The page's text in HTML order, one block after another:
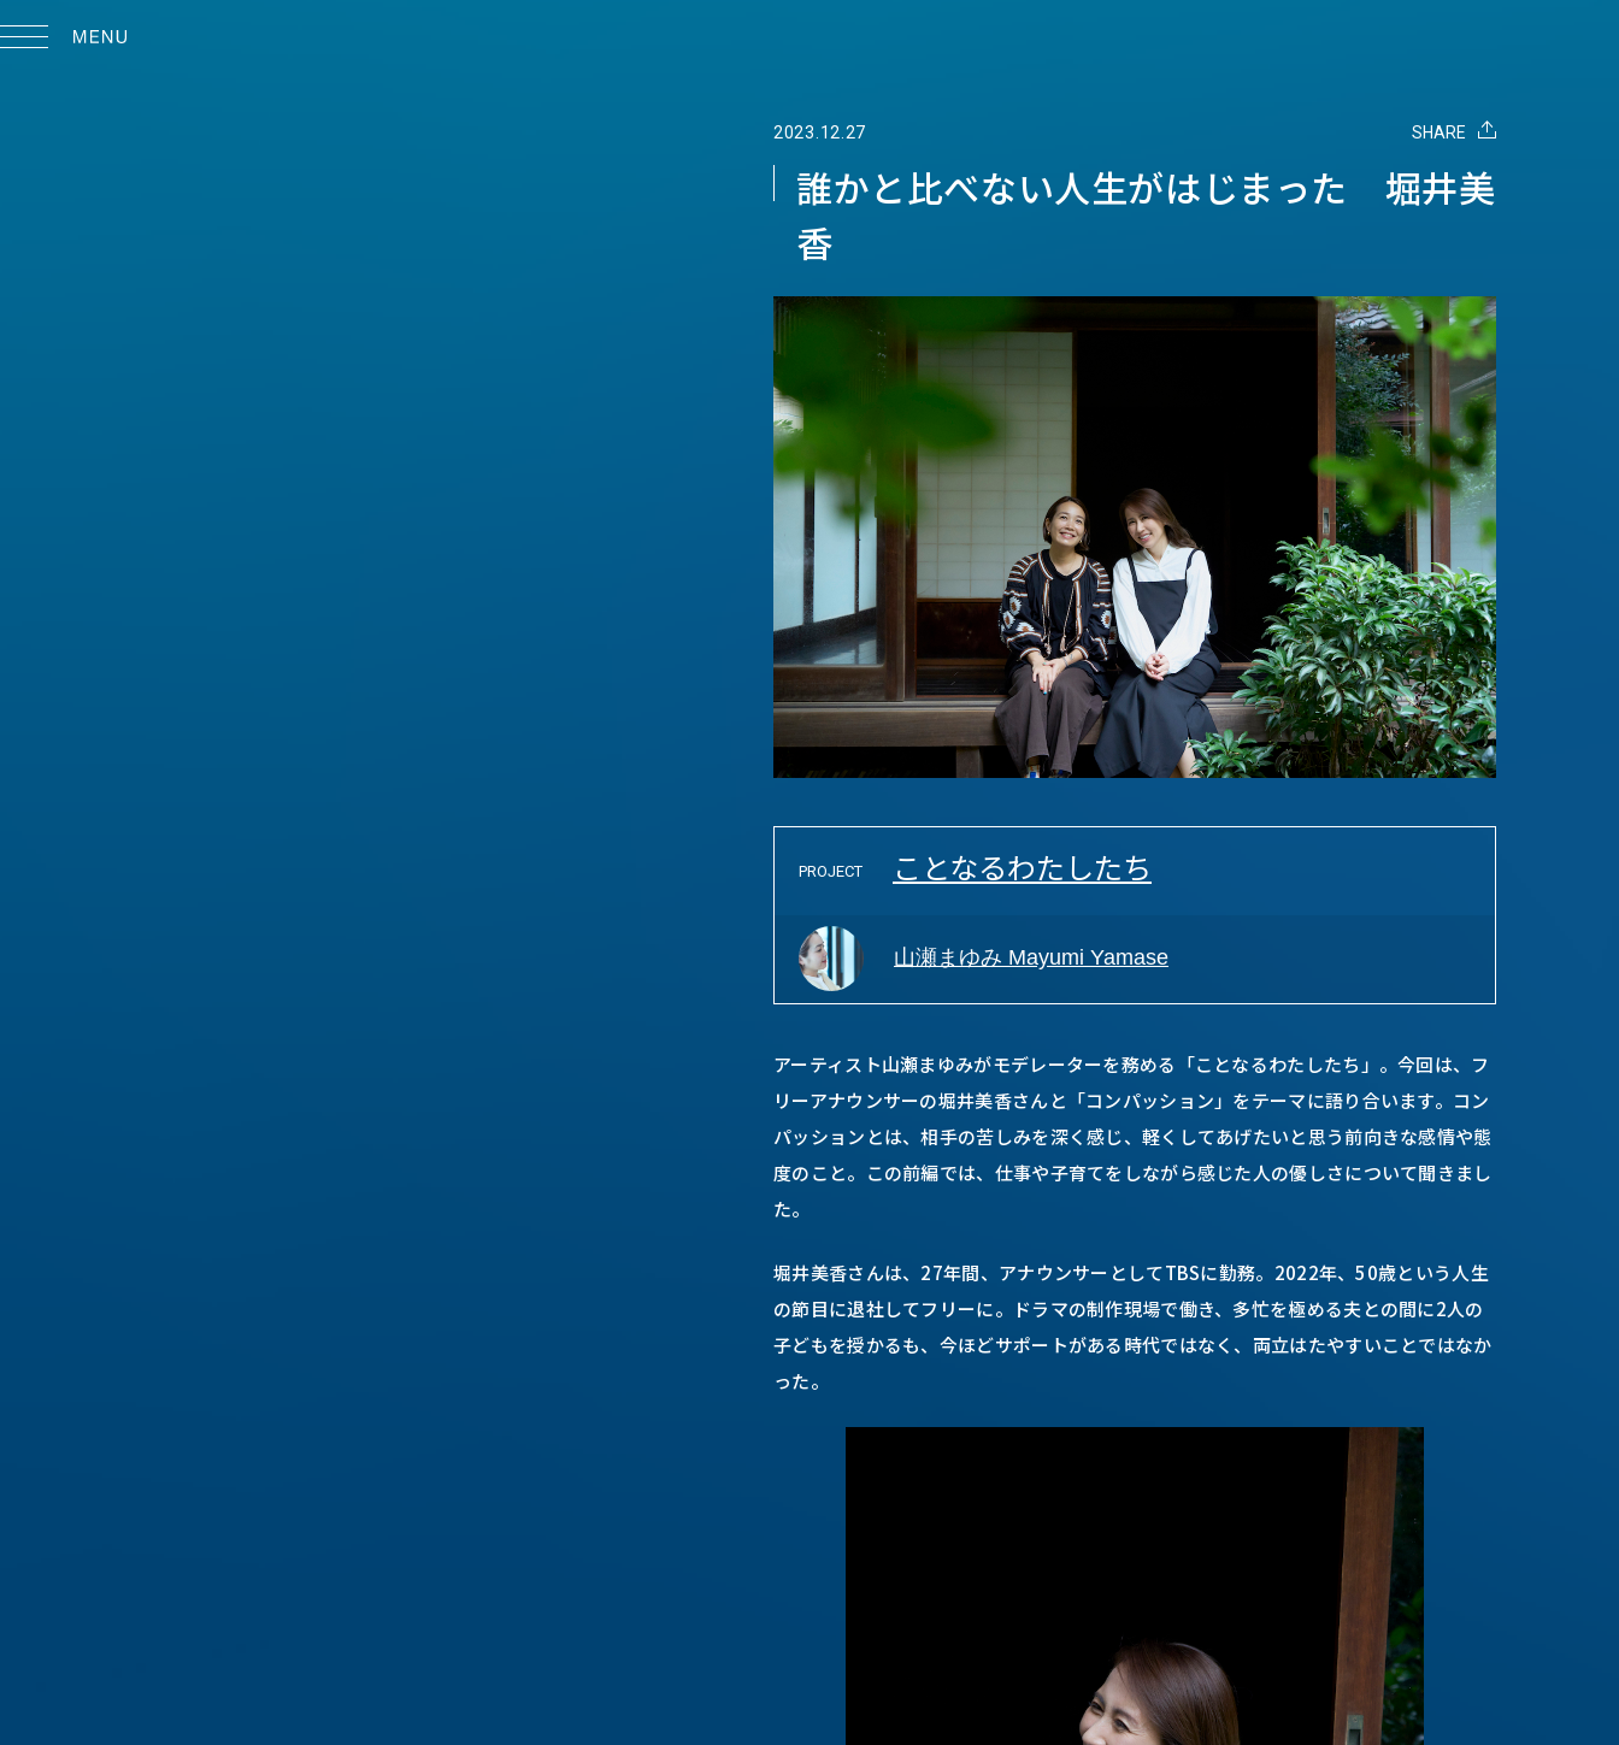
2023.12.27 SHARE
誰かと比べない人生がはじまった 堀井美
香
PROJECT ことなるわたしたち
山瀬まゆみ Mayumi Yamase
アーティスト山瀬まゆみがモデレーターを務める「ことなるわたしたち」。今回は、フ
リーアナウンサーの堀井美香さんと「コンパッション」をテーマに語り合います。コン
パッションとは、相手の苦しみを深く感じ、軽くしてあげたいと思う前向きな感情や態
度のこと。この前編では、仕事や子育てをしながら感じた人の優しさについて聞きまし
た。
堀井美香さんは、27年間、アナウンサーとしてTBSに勤務。2022年、50歳という人生
の節目に退社してフリーに。ドラマの制作現場で働き、多忙を極める夫との間に2人の
子どもを授かるも、今ほどサポートがある時代ではなく、両立はたやすいことではなか
った。